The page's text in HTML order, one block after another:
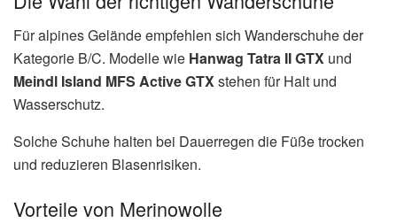
Für alpines Gelände empfehlen sich Wanderschuhe der
Kategorie B/C. Modelle wie Hanwag Tatra II GTX und
Meindl Island MFS Active GTXstehen für Halt und
Wasserschutz.
Solche Schuhe halten bei Dauerregen die Füße trocken
und reduzieren Blasenrisiken.
Vorteile von Merinowolle